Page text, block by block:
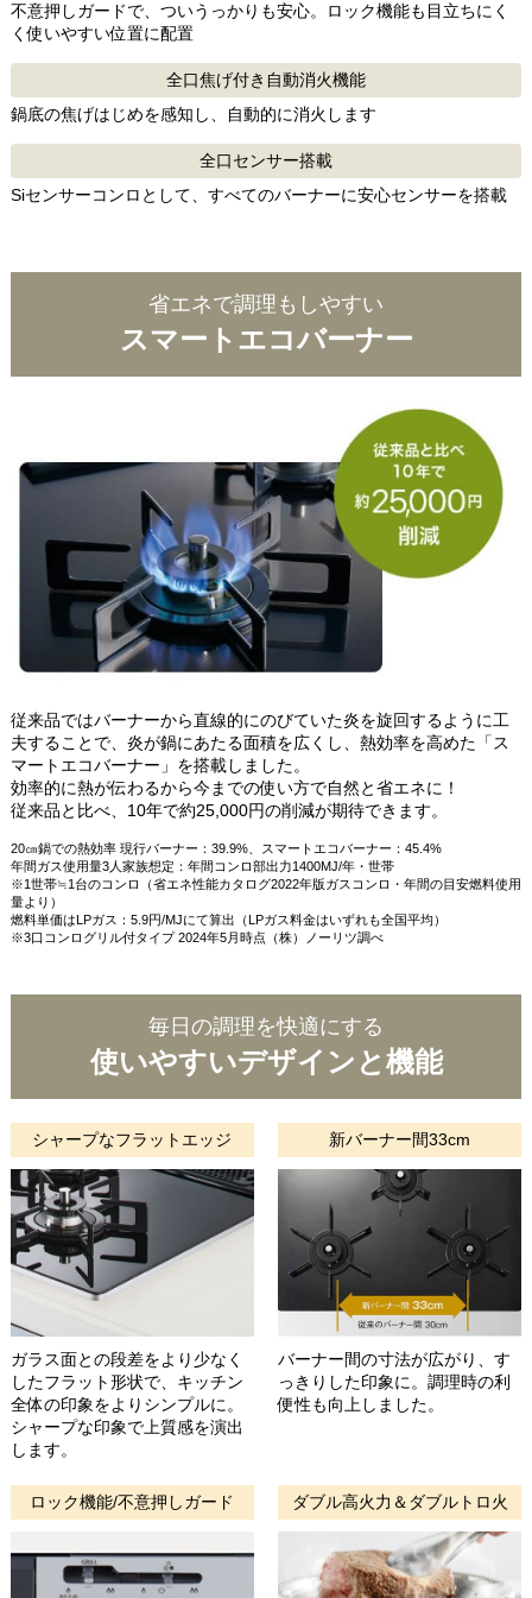
不意押しガードで、ついうっかりも安心。ロック機能も目立ちにく
く使いやすい位置に配置
全口焦げ付き自動消火機能
鍋底の焦げはじめを感知し、自動的に消火します
全口センサー搭載
Siセンサーコンロとして、すべてのバーナーに安心センサーを搭載
省エネで調理もしやすい
スマートエコバーナー
従来品ではバーナーから直線的にのびていた炎を旋回するように工
夫することで、炎が鍋にあたる面積を広くし、熱効率を高めた「ス
マートエコバーナー」を搭載しました。
効率的に熱が伝わるから今までの使い方で自然と省エネに！
従来品と比べ、10年で約25,000円の削減が期待できます。
20㎝鍋での熱効率 現行バーナー：39.9%、スマートエコバーナー：45.4%
年間ガス使用量3人家族想定：年間コンロ部出力1400MJ/年・世帯
※1世帯≒1台のコンロ（省エネ性能カタログ2022年版ガスコンロ・年間の目安燃料使用
量より）
燃料単価はLPガス：5.9円/MJにて算出（LPガス料金はいずれも全国平均）
※3口コンログリル付タイプ 2024年5月時点（株）ノーリツ調べ
毎日の調理を快適にする
使いやすいデザインと機能
シャープなフラットエッジ
ガラス面との段差をより少なく
したフラット形状で、キッチン
全体の印象をよりシンプルに。
シャープな印象で上質感を演出
します。
新バーナー間33cm
バーナー間の寸法が広がり、す
っきりした印象に。調理時の利
便性も向上しました。
ロック機能/不意押しガード ダブル高火力＆ダブルトロ火